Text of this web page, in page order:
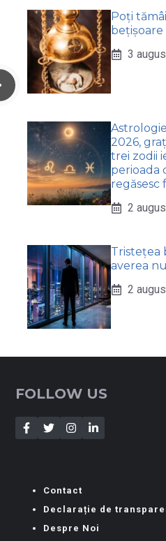
Poți
3
2026,
trei zodii
perioada
regăsesc
2
Tristețea
averea
2
FOLLOW US
Contact
Declarație de
Despre Noi